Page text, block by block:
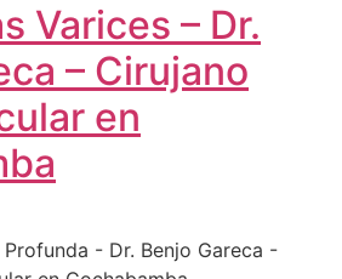
Varices – Dr.
– Cirujano
en